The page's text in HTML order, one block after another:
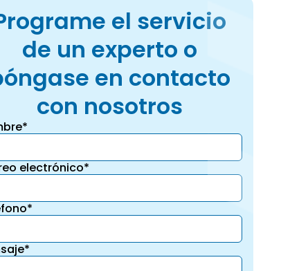
el servicio
de un experto o
en contacto
con nosotros
electrónico*